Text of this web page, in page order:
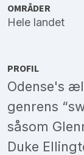
OMRÅDER
Hele landet
PROFIL
Odense's
genrens
såsom
Duke